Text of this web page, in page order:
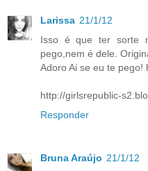
Larissa 21/1/12
Isso é que ter sorte
pego,nem é dele.
Adoro Ai se eu te pego!
http://girlsrepublic-
Responder
Bruna Araújo 21/1/12